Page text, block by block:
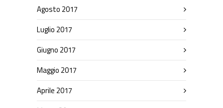
Agosto 2017
Luglio 2017
Giugno 2017
Maggio 2017
Aprile 2017